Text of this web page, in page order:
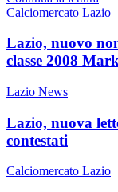
Calciomercato Lazio
Lazio, nuovo
classe 2008
Lazio News
Lazio, nuova
contestati
Calciomercato Lazio